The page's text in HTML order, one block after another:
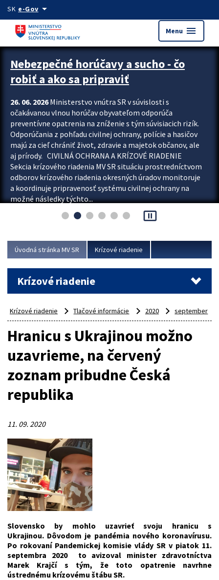
Preskocit na hlavný obsah
SK e-Govarrow_drop_down
Menu menu
Zastavit automatický posun upútavok
Nebezpečné horúčavy a sucho - čo
robiť a ako sa pripraviť
26. 06. 2026Ministerstvo vnútra SR v súvislosti s
očakávanou vlnou horúčav obyvateľom odporúča
preventívne opatrenia na zníženie s tým súvisiacich rizík.
Odporúčania z pohľadu civilnej ochrany, polície a hasičov
majú za cieľ chrániť život, zdravie a majetok občanov, ale
aj prírody. CIVILNÁ OCHRANA A KRÍZOVÉ RIADENIE
Sekcia krízového riadenia MV SR situáciu prostredníctvom
odborov krízového riadenia okresných úradov monitoruje
a koordinuje pripravenosť systému civilnej ochrany na
možné následky týchto...
pause_presentation
Úvodná stránka MV SR Krízové riadenie
Krízové riadenie
Krízové riadenie Tlačové informácie 2020 september
Hranicu s Ukrajinou možno
uzavrieme, na červený
zoznam pribudne Česká
republika
11. 09. 2020
Slovensko by mohlo uzavrieť svoju hranicu s
Ukrajinou. Dôvodom je pandémia nového koronavírusu.
Po rokovaní Pandemickej komisie vlády SR v piatok 11.
septembra 2020 to avizoval minister zdravotníctva
Marek Krajčí s tým, že toto opatrenie navrhne
ústrednému krízovému štábu SR.